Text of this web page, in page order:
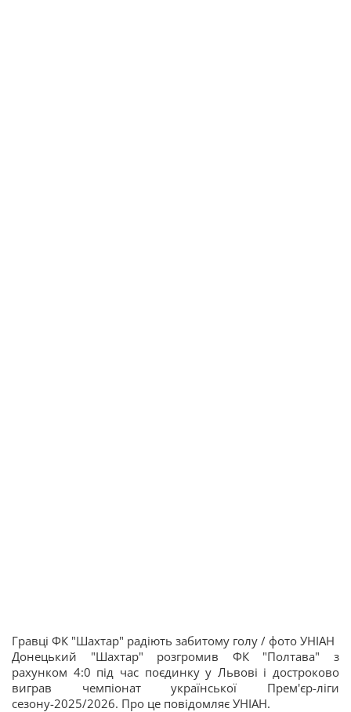
Гравці ФК "Шахтар" радіють забитому голу / фото УНІАН
Донецький "Шахтар" розгромив ФК "Полтава" з
рахунком 4:0 під час поєдинку у Львові і достроково
виграв чемпіонат української Прем'єр-ліги
сезону-2025/2026. Про це повідомляє УНІАН.